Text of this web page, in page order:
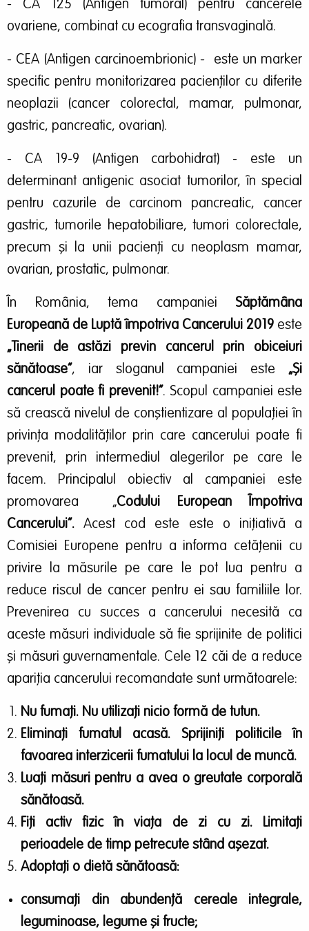
- CA 125 (Antigen tumoral) pentru cancerele
ovariene, combinat cu ecografia transvaginală.
- CEA (Antigen carcinoembrionic) - este un marker
specific pentru monitorizarea pacienţilor cu diferite
neoplazii (cancer colorectal, mamar, pulmonar,
gastric, pancreatic, ovarian).
- CA 19-9 (Antigen carbohidrat) - este un
determinant antigenic asociat tumorilor, în special
pentru cazurile de carcinom pancreatic, cancer
gastric, tumorile hepatobiliare, tumori colorectale,
precum şi la unii pacienţi cu neoplasm mamar,
ovarian, prostatic, pulmonar.
În România, tema campaniei Săptămâna
Europeană de Luptă împotriva Cancerului 2019 este
„Tinerii de astăzi previn cancerul prin obiceiuri
sănătoase”, iar sloganul campaniei este „Și
cancerul poate fi prevenit!”. Scopul campaniei este
să crească nivelul de conştientizare al populaţiei în
privinţa modalităţilor prin care cancerului poate fi
prevenit, prin intermediul alegerilor pe care le
facem. Principalul obiectiv al campaniei este
promovarea „Codului European Împotriva
Cancerului”. Acest cod este este o inițiativă a
Comisiei Europene pentru a informa cetățenii cu
privire la măsurile pe care le pot lua pentru a
reduce riscul de cancer pentru ei sau familiile lor.
Prevenirea cu succes a cancerului necesită ca
aceste măsuri individuale să fie sprijinite de politici
și măsuri guvernamentale. Cele 12 căi de a reduce
apariția cancerului recomandate sunt următoarele:
Nu fumați. Nu utilizați nicio formă de tutun.
Eliminaţi fumatul acasă. Sprijiniți politicile în
favoarea interzicerii fumatului la locul de muncă.
Luați măsuri pentru a avea o greutate corporală
sănătoasă.
Fiţi activ fizic în viața de zi cu zi. Limitați
perioadele de timp petrecute stând așezat.
Adoptaţi o dietă sănătoasă:
consumați din abundență cereale integrale,
leguminoase, legume și fructe;